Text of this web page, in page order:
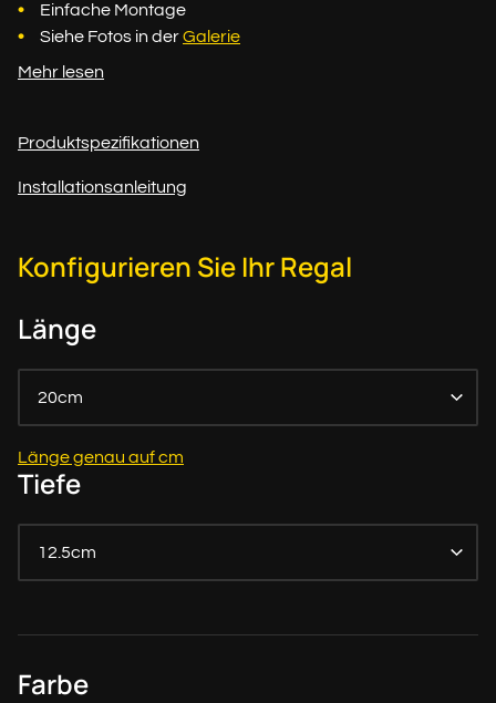
Einfache Montage
Siehe Fotos in derGalerie
Mehr lesen
Produktspezifikationen
Installationsanleitung
Konfigurieren Sie Ihr Regal
Länge
20cm
Länge genau auf cm
Tiefe
12.5cm
Farbe